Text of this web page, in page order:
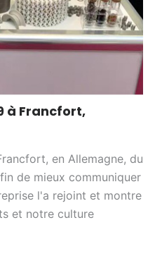
à Francfort,
en Allemagne, du
de mieux communiquer
l'a rejoint et montre
et notre culture